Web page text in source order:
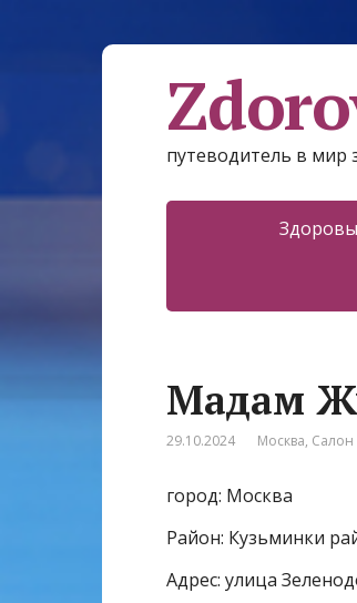
путеводитель в мир
Мадам
29.10.2024 Москва, Салон
город: Москва
Район: Кузьминки
Адрес: улица